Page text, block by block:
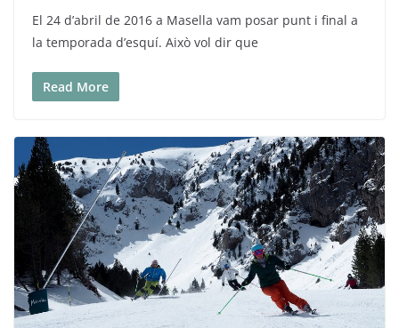
El 24 d’abril de 2016 a Masella vam posar punt i final a
la temporada d’esquí. Això vol dir que
Read More